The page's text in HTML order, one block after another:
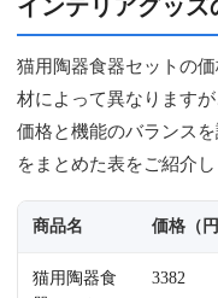
インテリアグッズ
猫用陶器食器セットの
材によって異なります
価格と機能のバランス
をまとめた表をご紹介し
商品名 価格（円
猫用陶器食
3382